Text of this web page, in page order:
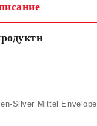
Silver Mittel Envelope